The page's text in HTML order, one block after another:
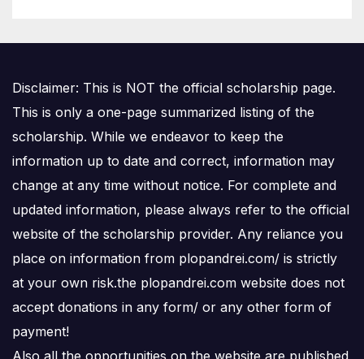
Disclaimer: This is NOT the official scholarship page.
This is only a one-page summarized listing of the
scholarship. While we endeavor to keep the
information up to date and correct, information may
change at any time without notice. For complete and
updated information, please always refer to the official
website of the scholarship provider. Any reliance you
place on information from plopandrei.com/ is strictly
at your own risk.the plopandrei.com website does not
accept donations in any form/ or any other form of
payment!